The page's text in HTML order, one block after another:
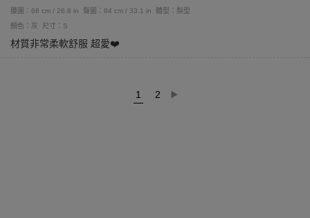
腰圍：68 cm / 26.8 in
臀圍：84 cm / 33.1 in
體型：梨型
顏色：灰
尺寸：S
材質非常柔軟舒服 超愛❤️
1 2